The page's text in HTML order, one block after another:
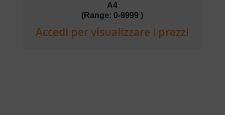
A4
(Range: 0-9999 )
Accedi per visualizzare i prezzi